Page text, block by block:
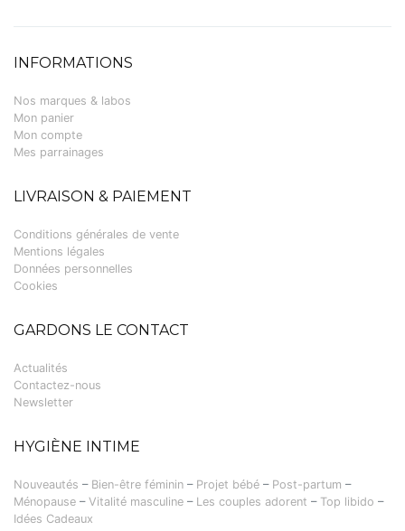
INFORMATIONS
Nos marques & labos
Mon panier
Mon compte
Mes parrainages
LIVRAISON & PAIEMENT
Conditions générales de vente
Mentions légales
Données personnelles
Cookies
GARDONS LE CONTACT
Actualités
Contactez-nous
Newsletter
HYGIÈNE INTIME
Nouveautés – Bien-être féminin – Projet bébé – Post-partum –
Ménopause – Vitalité masculine – Les couples adorent – Top libido –
Idées Cadeaux